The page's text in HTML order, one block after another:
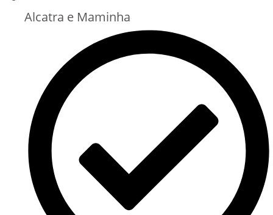
Alcatra e Maminha